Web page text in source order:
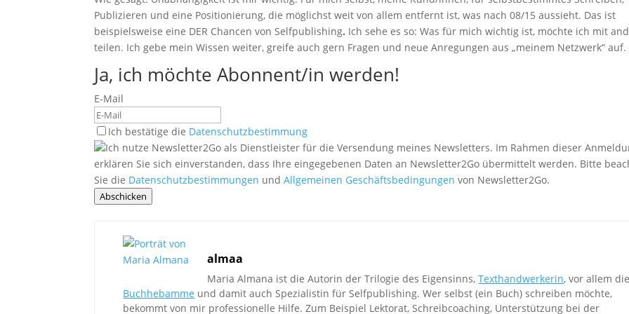
Publizieren und eine Positionierung, die möglichst weit von allem entfernt ist, was nach 08/15 aussieht. Das ist
beispielsweise eine DER Chancen von Selfpublishing. Ich sehe es so: Was für mich wichtig ist, möchte ich mit
teilen. Ich gebe mein Wissen weiter, greife auch gern Fragen und neue Anregungen aus „meinem Netzwerk“ auf.
Ja, ich möchte Abonnent/in werden!
E-Mail
Ich bestätige die Datenschutzbestimmung
Ich nutze Newsletter2Go als Dienstleister für die Versendung meines Newsletters. Im Rahmen dieser
erklären Sie sich einverstanden, dass Ihre eingegebenen Daten an Newsletter2Go übermittelt werden. Bitte
Sie die Datenschutzbestimmungen undAllgemeinen Geschäftsbedingungen von Newsletter2Go.
Abschicken
almaa
Maria Almana ist die Autorin der Trilogie des Eigensinns,Texthandwerkerin, vor allem die
Buchhebamme und damit auch Spezialistin für Selfpublishing. Wer selbst (ein Buch) schreiben möchte,
bekommt von mir professionelle Hilfe. Zum Beispiel Lektorat, Schreibcoaching, Unterstützung bei der